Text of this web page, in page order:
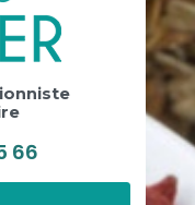
66